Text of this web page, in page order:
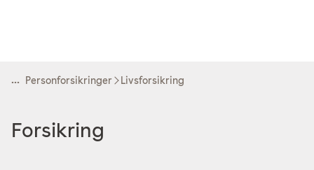
... Personforsikringer Livsforsikring
Read
Forsikring